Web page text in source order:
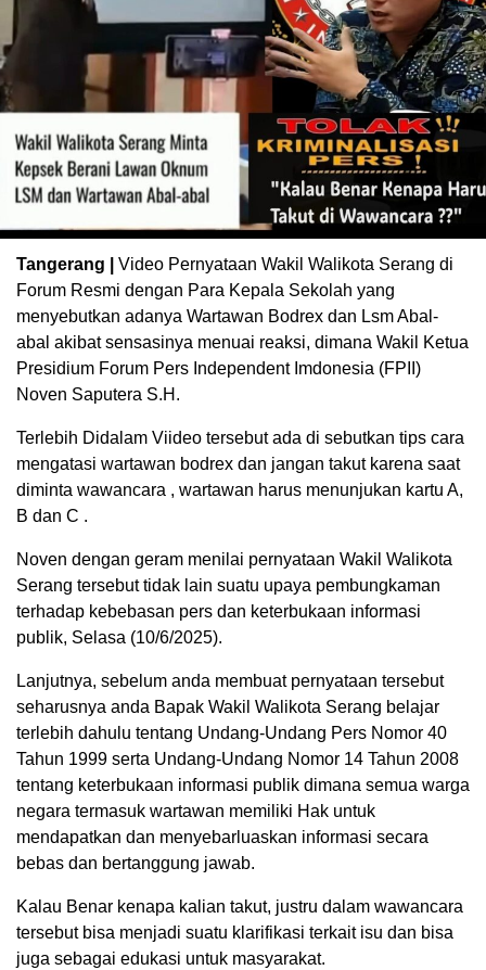
Tangerang |
Video Pernyataan Wakil Walikota Serang di
Forum Resmi dengan Para Kepala Sekolah yang
menyebutkan adanya Wartawan Bodrex dan Lsm Abal-
abal akibat sensasinya menuai reaksi, dimana Wakil Ketua
Presidium Forum Pers Independent Imdonesia (FPII)
Noven Saputera S.H.
Terlebih Didalam Viideo tersebut ada di sebutkan tips cara
mengatasi wartawan bodrex dan jangan takut karena saat
diminta wawancara , wartawan harus menunjukan kartu A,
B dan C .
Noven dengan geram menilai pernyataan Wakil Walikota
Serang tersebut tidak lain suatu upaya pembungkaman
terhadap kebebasan pers dan keterbukaan informasi
publik, Selasa (10/6/2025).
Lanjutnya, sebelum anda membuat pernyataan tersebut
seharusnya anda Bapak Wakil Walikota Serang belajar
terlebih dahulu tentang Undang-Undang Pers Nomor 40
Tahun 1999 serta Undang-Undang Nomor 14 Tahun 2008
tentang keterbukaan informasi publik dimana semua warga
negara termasuk wartawan memiliki Hak untuk
mendapatkan dan menyebarluaskan informasi secara
bebas dan bertanggung jawab.
Kalau Benar kenapa kalian takut, justru dalam wawancara
tersebut bisa menjadi suatu klarifikasi terkait isu dan bisa
juga sebagai edukasi untuk masyarakat.